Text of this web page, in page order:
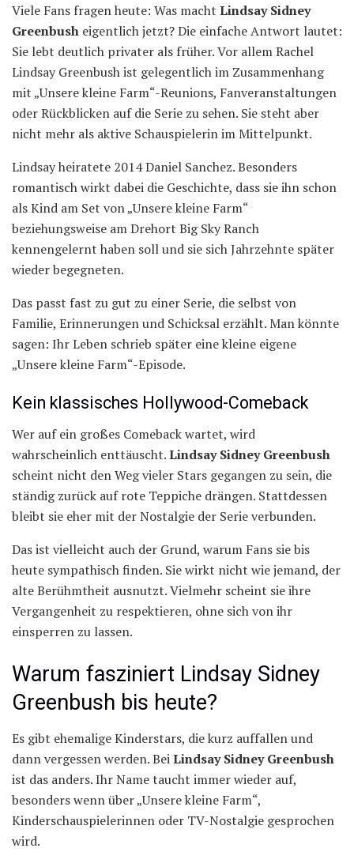
Viele Fans fragen heute: Was macht Lindsay Sidney
Greenbush eigentlich jetzt? Die einfache Antwort lautet:
Sie lebt deutlich privater als früher. Vor allem Rachel
Lindsay Greenbush ist gelegentlich im Zusammenhang
mit „Unsere kleine Farm“-Reunions, Fanveranstaltungen
oder Rückblicken auf die Serie zu sehen. Sie steht aber
nicht mehr als aktive Schauspielerin im Mittelpunkt.
Lindsay heiratete 2014 Daniel Sanchez. Besonders
romantisch wirkt dabei die Geschichte, dass sie ihn schon
als Kind am Set von „Unsere kleine Farm“
beziehungsweise am Drehort Big Sky Ranch
kennengelernt haben soll und sie sich Jahrzehnte später
wieder begegneten.
Das passt fast zu gut zu einer Serie, die selbst von
Familie, Erinnerungen und Schicksal erzählt. Man könnte
sagen: Ihr Leben schrieb später eine kleine eigene
„Unsere kleine Farm“-Episode.
Kein klassisches Hollywood-Comeback
Wer auf ein großes Comeback wartet, wird
wahrscheinlich enttäuscht.Lindsay Sidney Greenbush
scheint nicht den Weg vieler Stars gegangen zu sein, die
ständig zurück auf rote Teppiche drängen. Stattdessen
bleibt sie eher mit der Nostalgie der Serie verbunden.
Das ist vielleicht auch der Grund, warum Fans sie bis
heute sympathisch finden. Sie wirkt nicht wie jemand, der
alte Berühmtheit ausnutzt. Vielmehr scheint sie ihre
Vergangenheit zu respektieren, ohne sich von ihr
einsperren zu lassen.
Warum fasziniert Lindsay Sidney
Greenbush bis heute?
Es gibt ehemalige Kinderstars, die kurz auffallen und
dann vergessen werden. BeiLindsay Sidney Greenbush
ist das anders. Ihr Name taucht immer wieder auf,
besonders wenn über „Unsere kleine Farm“,
Kinderschauspielerinnen oder TV-Nostalgie gesprochen
wird.